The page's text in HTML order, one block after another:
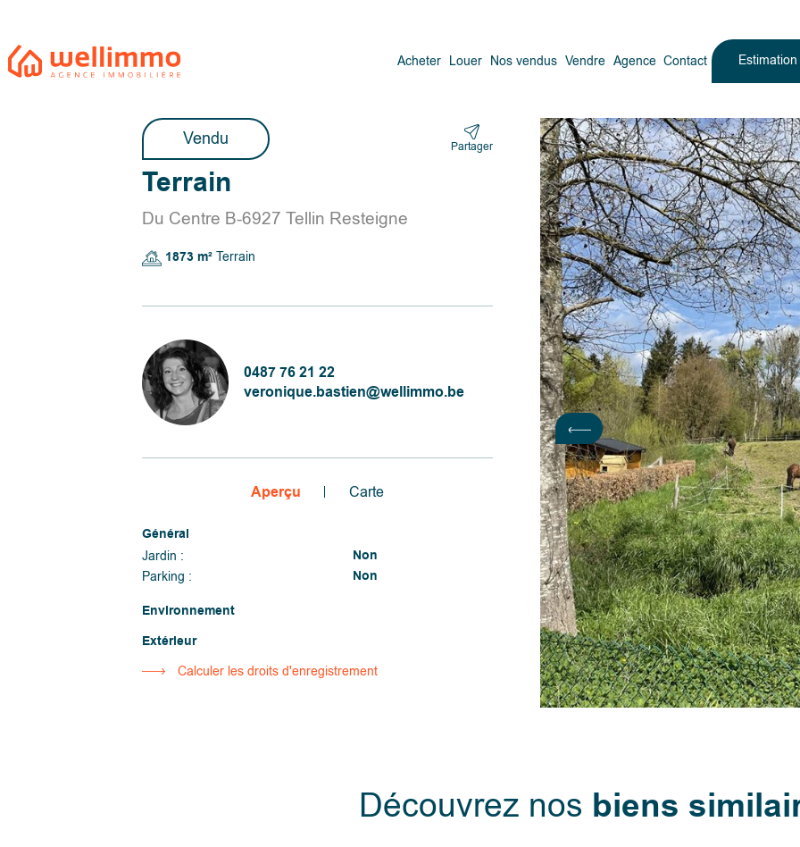
Acheter Louer Nos vendus Vendre Agence Contact Estimation
Vendu Partager
Terrain
Du Centre B-6927 Tellin Resteigne
1873 m² Terrain
0487 76 21 22
veronique.bastien@wellimmo.be
Aperçu Carte
Général
Jardin : Non
Parking :
Non
Environnement
Extérieur
Calculer les droits d'enregistrement
Découvrez nos biens